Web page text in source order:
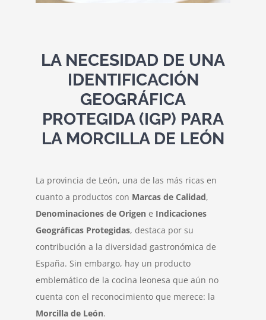
LA NECESIDAD DE UNA
IDENTIFICACIÓN
GEOGRÁFICA
PROTEGIDA (IGP) PARA
LA MORCILLA DE LEÓN
La provincia de León, una de las más ricas en
cuanto a productos con Marcas de Calidad,
Denominaciones de Origen e Indicaciones
Geográficas Protegidas, destaca por su
contribución a la diversidad gastronómica de
España. Sin embargo, hay un producto
emblemático de la cocina leonesa que aún no
cuenta con el reconocimiento que merece: la
Morcilla de León.